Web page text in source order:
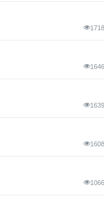
1718
1646
1639
1608
1066